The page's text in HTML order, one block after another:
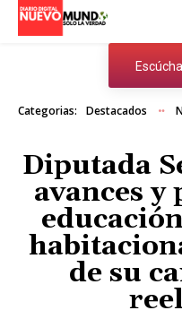
Categorias: Destacados
Diputada
avances y
de su